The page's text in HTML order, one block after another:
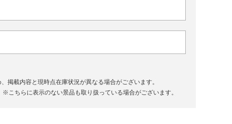
掲載内容と現時点在庫状況が異なる場合がございます。
※こちらに表示のない景品も取り扱っている場合がございます。